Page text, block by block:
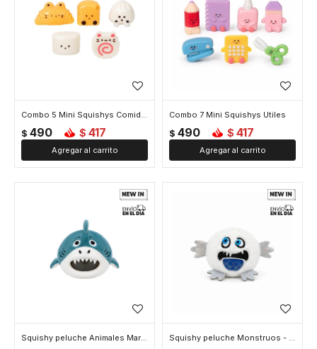
Combo 5 Mini Squishys Comida China
$ 490 $ 417
Combo 7 Mini Squishys Utiles
$ 490 $ 417
Squishy peluche Animales Marinos - Azul Squishy peluche Monstruos - Blanco